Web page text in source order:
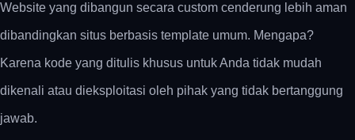
Website yang dibangun secara custom cenderung lebih aman
dibandingkan situs berbasis template umum. Mengapa?
Karena kode yang ditulis khusus untuk Anda tidak mudah
dikenali atau dieksploitasi oleh pihak yang tidak bertanggung
jawab.